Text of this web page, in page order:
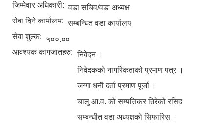
जिम्मेवार अधिकारी: वडा सचिव/वडा अध्यक्ष
सेवा दिने कार्यालय: सम्बन्धित वडा कार्यालय
सेवा शुल्क:
५००.००
आवश्यक कागजातहरु: निवेदन ।
निवेदकको नागरिकताको प्रमाण पत्र ।
जग्गा धनी दर्ता प्रमाण पूर्जा ।
चालु आ.व. को सम्पत्तिकर तिरेको रसिद
सम्बन्धीत वडा अध्यक्षको सिफारिस ।